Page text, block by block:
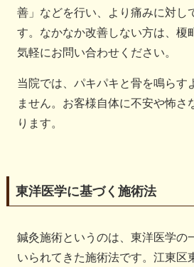
善」などを行い、より痛みに対し
す。なかなか改善しない方は、榎
気軽にお問い合わせください。
当院では、パキパキと骨を鳴らす
ません。お客様自体に不安や怖さ
ります。
東洋医学に基づく施術法
鍼灸施術というのは、東洋医学の
いられてきた施術法です。江東区